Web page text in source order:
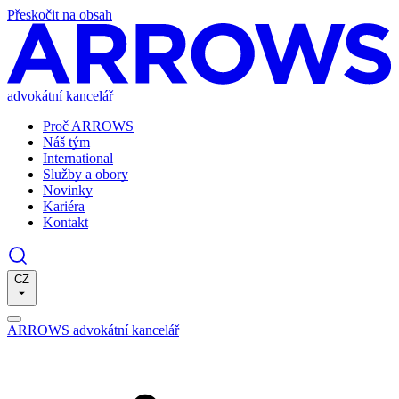
Přeskočit na obsah
advokátní kancelář
Proč ARROWS
Náš tým
International
Služby a obory
Novinky
Kariéra
Kontakt
CZ
ARROWS advokátní kancelář